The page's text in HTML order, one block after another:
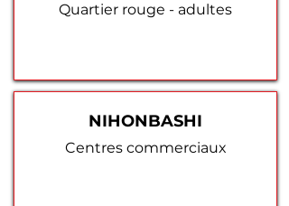
Quartier rouge - adultes
NIHONBASHI
Centres commerciaux